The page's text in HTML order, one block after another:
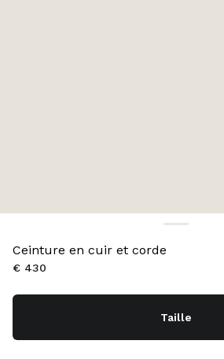
Ceinture en cuir et corde
€ 430
Taille